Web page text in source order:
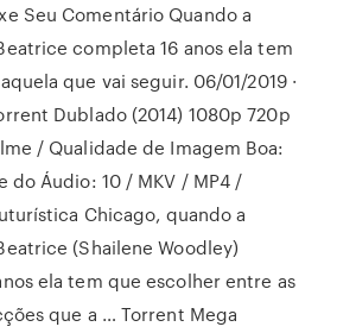
Seu Comentário Quando a
completa 16 anos ela tem
que vai seguir. 06/01/2019 ·
Dublado (2014) 1080p 720p
/ Qualidade de Imagem Boa:
do Áudio: 10 / MKV / MP4 /
Chicago, quando a
(Shailene Woodley)
ela tem que escolher entre as
que a … Torrent Mega